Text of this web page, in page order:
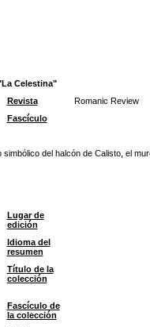
Celestina"
Revista
Romanic Review
Fascículo
simbólico del halcón de Calisto, el
Lugar de
edición
Idioma del
resumen
Título de la
colección
Fascículo de
la colección